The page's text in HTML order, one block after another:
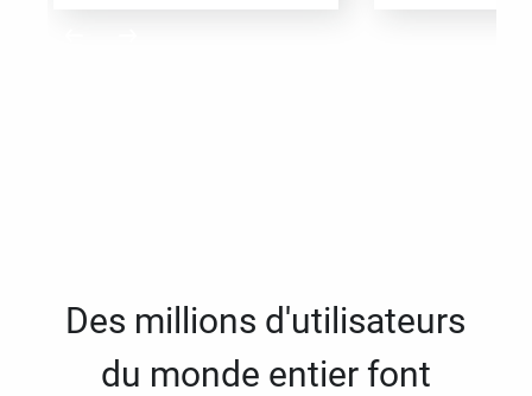
Des millions d'utilisateurs
du monde entier font